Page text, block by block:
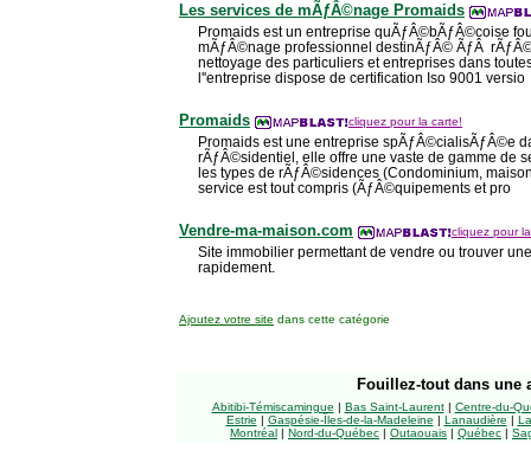
Les services de mÃƒÂ©nage Promaids
Promaids est un entreprise quÃƒÂ©bÃƒÂ©coise
mÃƒÂ©nage professionnel destinÃƒÂ© ÃƒÂ
nettoyage des particuliers et entreprises dans
l''entreprise dispose de certification Iso 9001 versio
Promaids cliquez pour la carte!
Promaids est une entreprise spÃƒÂ©cialisÃƒÂ©e
rÃƒÂ©sidentiel, elle offre une vaste de gamme de
les types de rÃƒÂ©sidences (Condominium,
service est tout compris (ÃƒÂ©quipements et pro
Vendre-ma-maison.com cliquez pour
Site immobilier permettant de vendre ou trouver
rapidement.
Ajoutez votre site dans cette catégorie
Fouillez-tout dans une
Abitibi-Témiscamingue | Bas Saint-Laurent| Centre-du-
Estrie | Gaspésie-Îles-de-la-Madeleine | Lanaudière |
Montréal | Nord-du-Québec | Outaouais | Québec |